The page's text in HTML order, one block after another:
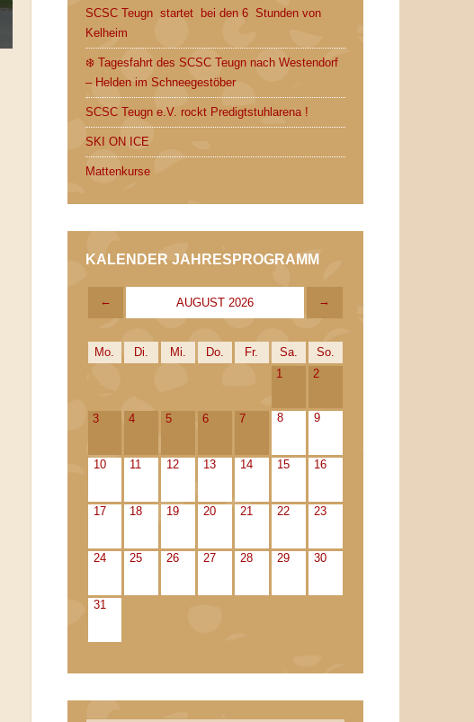
SCSC Teugn startet bei den 6 Stunden von
Kelheim
❄️ Tagesfahrt des SCSC Teugn nach Westendorf
– Helden im Schneegestöber
SCSC Teugn e.V. rockt Predigtstuhlarena !
SKI ON ICE
Mattenkurse
KALENDER JAHRESPROGRAMM
← AUGUST 2026 →
Mo. Di. Mi. Do. Fr. Sa.
So.
1
2
3 4 5 6 7 8 9
10 11 12 13 14 15 16
17 18 19 20 21 22 23
24 25 26 27 28 29 30
31